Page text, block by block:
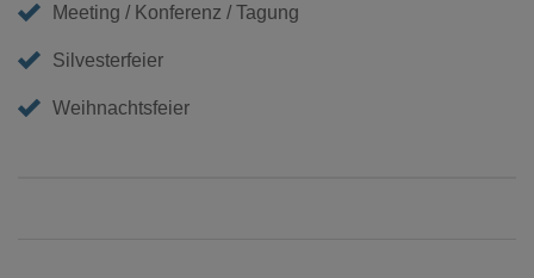
Meeting / Konferenz / Tagung
Silvesterfeier
Weihnachtsfeier